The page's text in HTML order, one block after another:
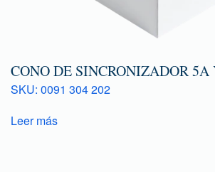
CONO DE SINCRONIZADOR 5A
SKU: 0091 304 202
Leer más